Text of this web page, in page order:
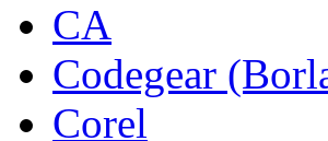
CA
Codegear
Corel